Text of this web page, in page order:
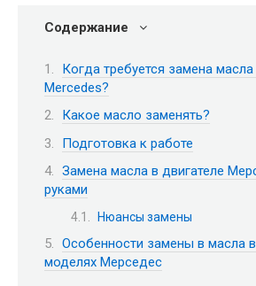
Содержание
Когда требуется замена масла
Mercedes?
Какое масло заменять?
Подготовка к работе
Замена масла в двигателе
руками
Нюансы замены
Особенности замены в масла
моделях Мерседес